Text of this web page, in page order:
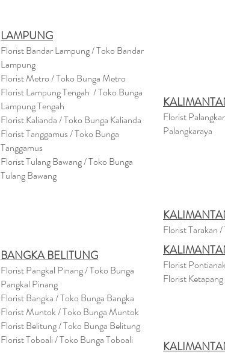
LAMPUNG
Florist Bandar Lampung / Toko Bandar
Lampung
Florist Metro / Toko Bunga Metro
Florist Lampung Tengah / Toko Bunga
Lampung Tengah
Florist Kalianda / Toko Bunga Kalianda
Florist Tanggamus / Toko Bunga
Tanggamus
Florist Tulang Bawang / Toko Bunga
Tulang Bawang
Florist
Palangkaraya
Florist Tarakan
BANGKA BELITUNG
Florist Pangkal Pinang / Toko Bunga
Pangkal Pinang
Florist Bangka / Toko Bunga Bangka
Florist Muntok / Toko Bunga Muntok
Florist Belitung / Toko Bunga Belitung
Florist Toboali / Toko Bunga Toboali
Florist
Florist